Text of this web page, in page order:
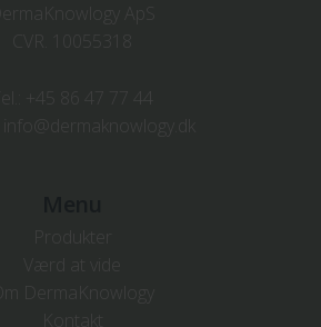
DermaKnowlogy ApS
info@dermaknowlogy.dk
Om DermaKnowlogy